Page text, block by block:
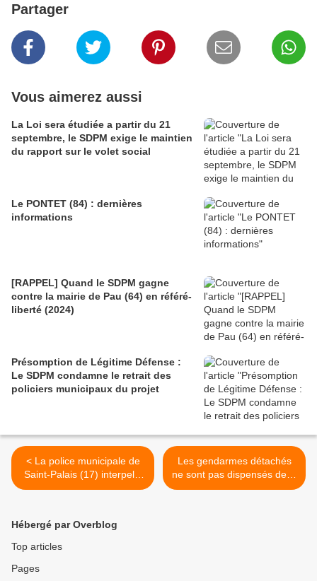
Partager
Vous aimerez aussi
La Loi sera étudiée a partir du 21
septembre, le SDPM exige le maintien
du rapport sur le volet social
Le PONTET (84) : dernières
informations
[RAPPEL] Quand le SDPM gagne
contre la mairie de Pau (64) en référé-
liberté (2024)
Présomption de Légitime Défense :
Le SDPM condamne le retrait des
policiers municipaux du projet
< La police municipale de
Saint-Palais (17) interpelle
un exhibitionniste
Les gendarmes détachés
ne sont pas dispensés de la
formation initiale et continue
Hébergé par Overblog
Top articles
Pages